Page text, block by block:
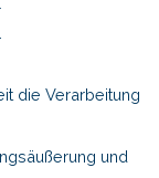
die Verarbeitung
und